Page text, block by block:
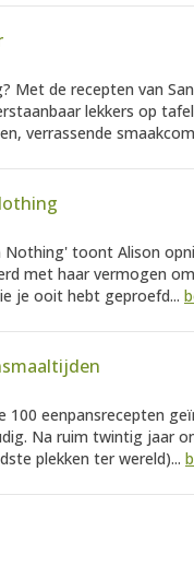
Met de recepten van
lekkers op
verrassende
toont Alison
met haar vermogen
je ooit hebt geproefd...
100 eenpansrecepten
Na ruim twintig jaar
plekken ter wereld)...